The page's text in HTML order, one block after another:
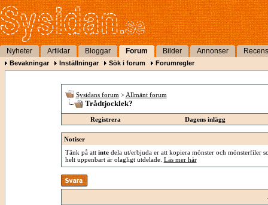
Nyheter Artiklar Bloggar Forum Bilder Annonser
Bevakningar Inställningar Sök i forum Forumregler
Sysidans forum > Allmänt forum
Trådtjocklek?
Registrera Dagens inlägg
Notiser
Tänk på att intedela ut/erbjuda er att kopiera mönster och mönsterfiler
helt uppenbart är olagligt utdelade. Läs mer här